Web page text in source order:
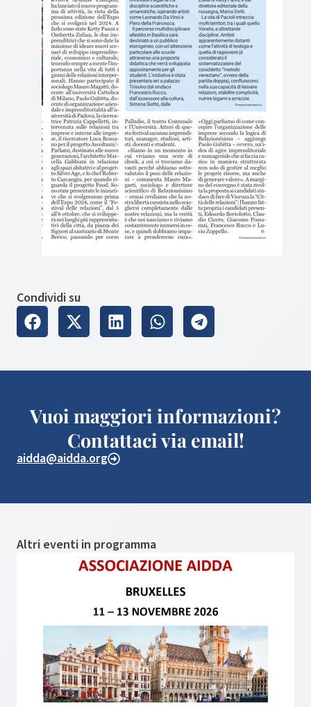
Condividi su
Vuoi maggiori informazioni?
Contattaci via email!
aidda@aidda.org
Altri eventi in programma